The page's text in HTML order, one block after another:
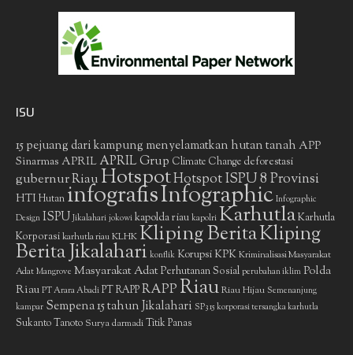
ISU
15 pejuang dari kampung menyelamatkan hutan tanah APP
Sinarmas APRIL APRIL Grup Climate Change deforestasi
gubernur RiauHotspotHotspot ISPU 8 Provinsi
HTIHutan infografisInfographic Infographic
Design ISPU Jikalahari jokowi kapolda riau kapolri KarhutlaKarhutla
Korporasikarhutla riauKLHKKliping BeritaKliping
Berita Jikalahari konflik Korupsi KPKKriminalisasi Masyarakat
Adat Mangrove Masyarakat AdatPerhutanan Sosial perubahan iklim Polda
Riau PT Arara Abadi PT RAPPRAPPRiauRiau Hijau Semenanjung
kampar Sempena 15 tahun Jikalahari SP3 15 korporasi tersangka karhutla
Sukanto Tanoto Surya darmadiTitik Panas